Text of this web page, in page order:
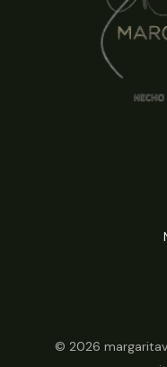
© 2026